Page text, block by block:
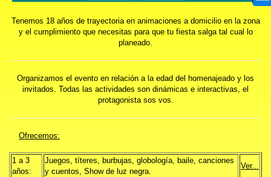
Tenemos 18 años de trayectoria en animaciones a domicilio en la zona
y el cumplimiento que necesitas para que tu fiesta salga tal cual lo
planeado.
Organizamos el evento en relación a la edad del homenajeado y los
invitados. Todas las actividades son dinámicas e interactivas, el
protagonista sos vos.
Ofrecemos:
1 a 3
años:
Juegos, títeres, burbujas, globología, baile, canciones
y cuentos, Show de luz negra.
Ver...